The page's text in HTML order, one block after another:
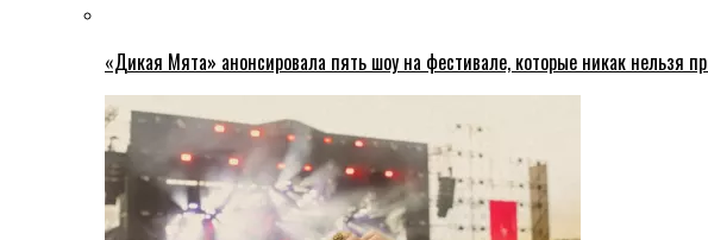
«Дикая Мята» анонсировала пять шоу на фестивале, которые никак нельзя